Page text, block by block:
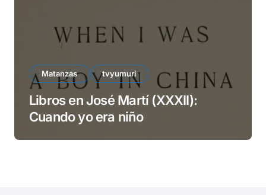
Matanzas tvyumuri
Libros en José Martí (XXXII):
Cuando yo era niño